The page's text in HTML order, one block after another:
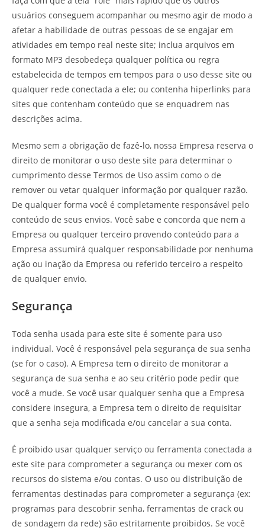
usuários conseguem acompanhar ou mesmo agir de modo a
afetar a habilidade de outras pessoas de se engajar em
atividades em tempo real neste site; inclua arquivos em
formato MP3 desobedeça qualquer política ou regra
estabelecida de tempos em tempos para o uso desse site ou
qualquer rede conectada a ele; ou contenha hiperlinks para
sites que contenham conteúdo que se enquadrem nas
descrições acima.
Mesmo sem a obrigação de fazê-lo, nossa Empresa reserva o
direito de monitorar o uso deste site para determinar o
cumprimento desse Termos de Uso assim como o de
remover ou vetar qualquer informação por qualquer razão.
De qualquer forma você é completamente responsável pelo
conteúdo de seus envios. Você sabe e concorda que nem a
Empresa ou qualquer terceiro provendo conteúdo para a
Empresa assumirá qualquer responsabilidade por nenhuma
ação ou inação da Empresa ou referido terceiro a respeito
de qualquer envio.
Segurança
Toda senha usada para este site é somente para uso
individual. Você é responsável pela segurança de sua senha
(se for o caso). A Empresa tem o direito de monitorar a
segurança de sua senha e ao seu critério pode pedir que
você a mude. Se você usar qualquer senha que a Empresa
considere insegura, a Empresa tem o direito de requisitar
que a senha seja modificada e/ou cancelar a sua conta.
É proibido usar qualquer serviço ou ferramenta conectada a
este site para comprometer a segurança ou mexer com os
recursos do sistema e/ou contas. O uso ou distribuição de
ferramentas destinadas para comprometer a segurança (ex:
programas para descobrir senha, ferramentas de crack ou
de sondagem da rede) são estritamente proibidos. Se você